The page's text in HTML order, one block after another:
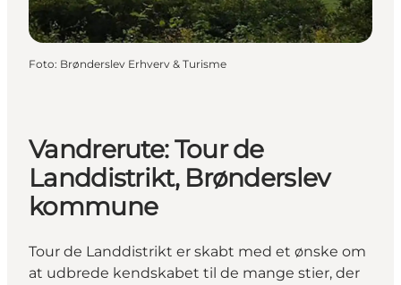
Foto: Brønderslev Erhverv & Turisme
Vandrerute: Tour de
Landdistrikt, Brønderslev
kommune
Tour de Landdistrikt er skabt med et ønske om
at udbrede kendskabet til de mange stier, der